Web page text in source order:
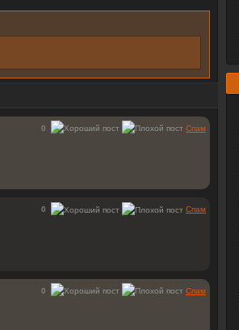
0 Спам
0 Спам
0 Спам